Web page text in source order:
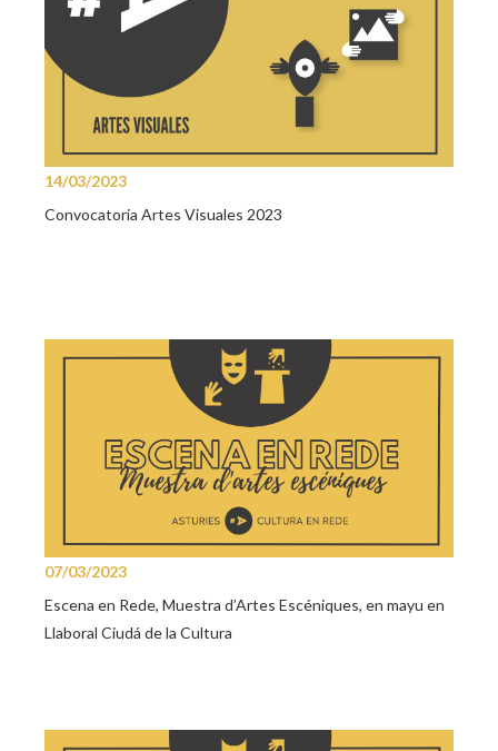
14/03/2023
Convocatoria Artes Visuales 2023
07/03/2023
Escena en Rede, Muestra d’Artes Escéniques, en mayu en
Llaboral Ciudá de la Cultura